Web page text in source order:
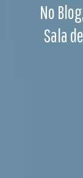
No
Sala